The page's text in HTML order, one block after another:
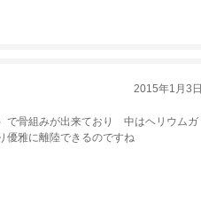
2015年1月3日
で骨組みが出来ており 中はヘリウムガ
優雅に離陸できるのですね